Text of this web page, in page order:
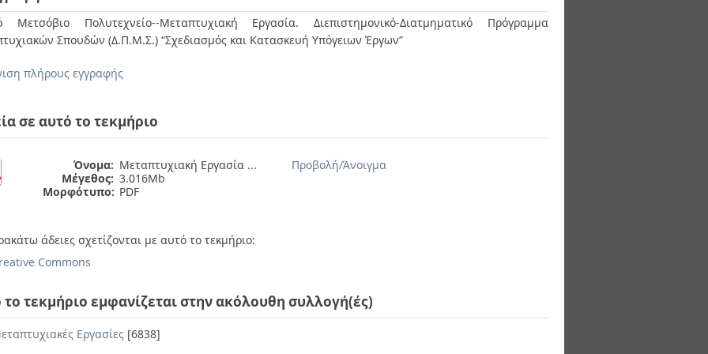
Μετσόβιο Πολυτεχνείο--Μεταπτυχιακή Εργασία. Διεπιστημονικό-Διατμηματικό Πρόγραμμα
Σπουδών (Δ.Π.Μ.Σ.) “Σχεδιασμός και Κατασκευή Υπόγειων Έργων”
πλήρους εγγραφής
σε αυτό το τεκμήριο
Όνομα: Μεταπτυχιακή Εργασία ...
Μέγεθος: 3.016Mb
Μορφότυπο: PDF
Προβολή/Άνοιγμα
άδειες σχετίζονται με αυτό το τεκμήριο:
Commons
το τεκμήριο εμφανίζεται στην ακόλουθη συλλογή(ές)
Εργασίες [6838]